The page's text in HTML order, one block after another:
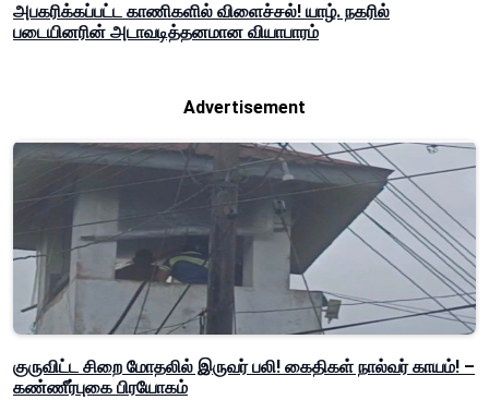
அபகரிக்கப்பட்ட காணிகளில் விளைச்சல்! யாழ். நகரில்
படையினரின் அடாவடித்தனமான வியாபாரம்
Advertisement
குருவிட்ட சிறை மோதலில் இருவர் பலி! கைதிகள் நால்வர் காயம்! –
கண்ணீர்புகை பிரயோகம்